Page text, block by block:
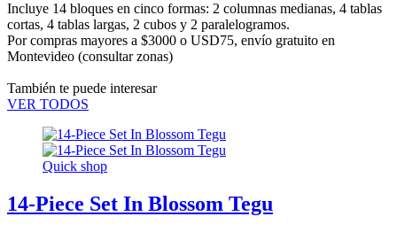
Incluye 14 bloques en cinco formas: 2 columnas medianas, 4 tablas
cortas, 4 tablas largas, 2 cubos y 2 paralelogramos.
Por compras mayores a $3000 o USD75, envío gratuito en
Montevideo (consultar zonas)
También te puede interesar
VER TODOS
Quick shop
14-Piece Set In Blossom Tegu